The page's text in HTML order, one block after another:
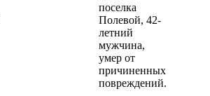
поселка
Полевой, 42-
летний
мужчина,
умер от
причиненных
повреждений.